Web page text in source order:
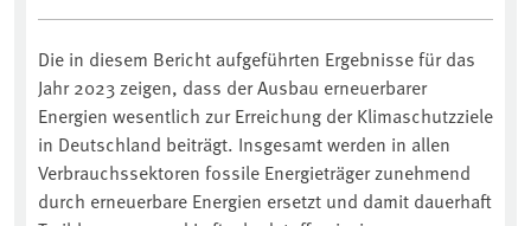
Die in diesem Bericht aufgeführten Ergebnisse für das
Jahr 2023 zeigen, dass der Ausbau erneuerbarer
Energien wesentlich zur Erreichung der Klimaschutzziele
in Deutschland beiträgt. Insgesamt werden in allen
Verbrauchssektoren fossile Energieträger zunehmend
durch erneuerbare Energien ersetzt und damit dauerhaft